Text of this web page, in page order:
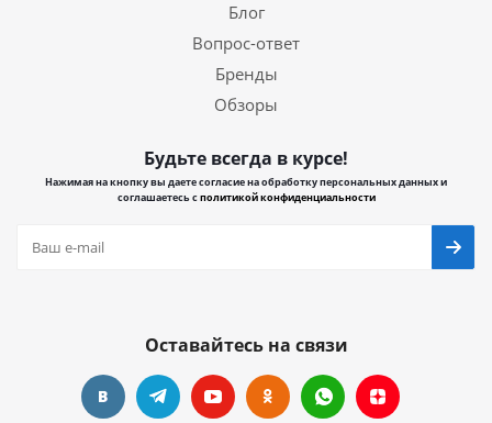
Блог
Вопрос-ответ
Бренды
Обзоры
Будьте всегда в курсе!
Нажимая на кнопку вы даете согласие на обработку персональных данных и
соглашаетесь сполитикой конфиденциальности
Оставайтесь на связи